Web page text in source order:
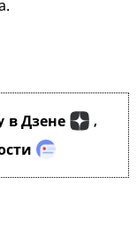
в Дзене ,